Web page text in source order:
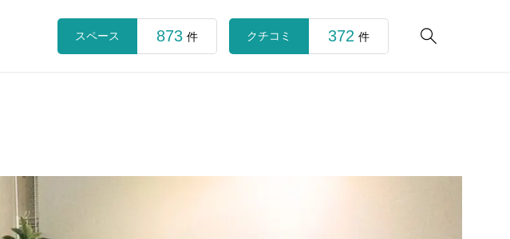

スペース 873 件 クチコミ 372 件